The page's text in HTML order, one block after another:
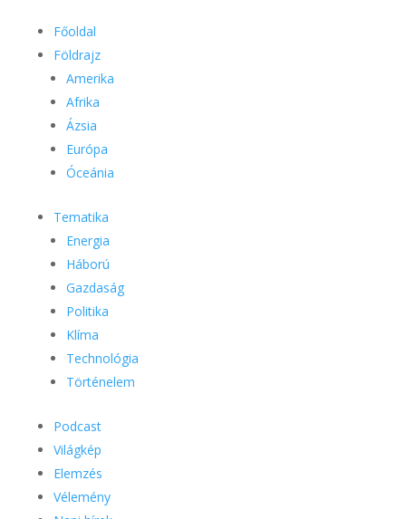
Főoldal
Földrajz
Amerika
Afrika
Ázsia
Európa
Óceánia
Tematika
Energia
Háború
Gazdaság
Politika
Klíma
Technológia
Történelem
Podcast
Világkép
Elemzés
Vélemény